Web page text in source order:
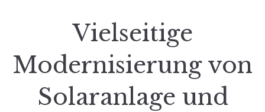
Vielseitige
Modernisierung von
Solaranlage und